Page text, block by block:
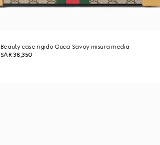
Beauty case rigido Gucci Savoy misura media
SAR 38,350